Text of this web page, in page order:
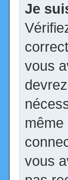
Je
vous
même
vous